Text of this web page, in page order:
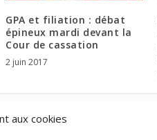
aux cookies
GPA et filiation : débat
épineux mardi devant la
Cour de cassation
2 juin 2017